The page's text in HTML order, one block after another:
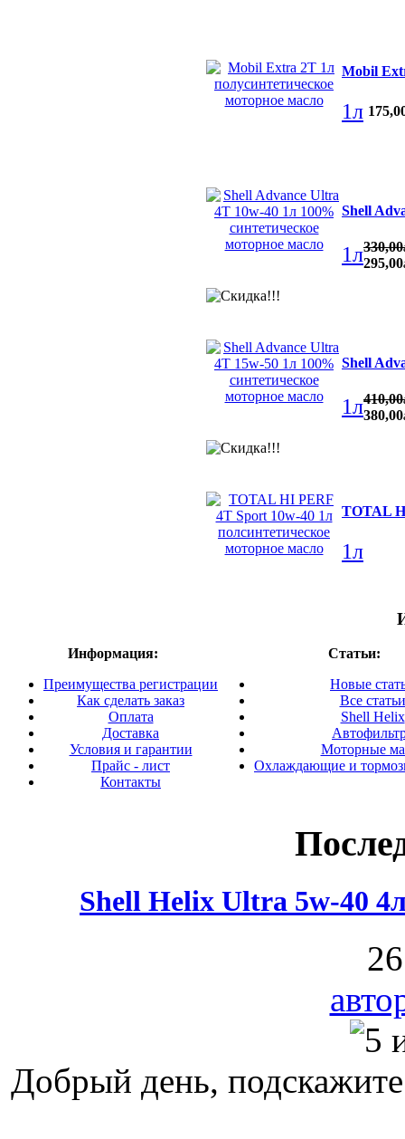
Mobil
1л 175,
Shell
1л330,00
295,00
Shell
1л410,00
380,00
TOTAL
1л
Информация:
Преимущества регистрации
Как сделать заказ
Оплата
Доставка
Условия и гарантии
Прайс - лист
Контакты
Статьи:
Новые
Все статьи
Shell Helix
Моторные
Охлаждающие и
Shell Helix Ultra 5w-40
Добрый день,